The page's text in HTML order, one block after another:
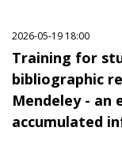
2026-05-19 18:00
Training for
bibliographic
Mendeley - an
accumulated